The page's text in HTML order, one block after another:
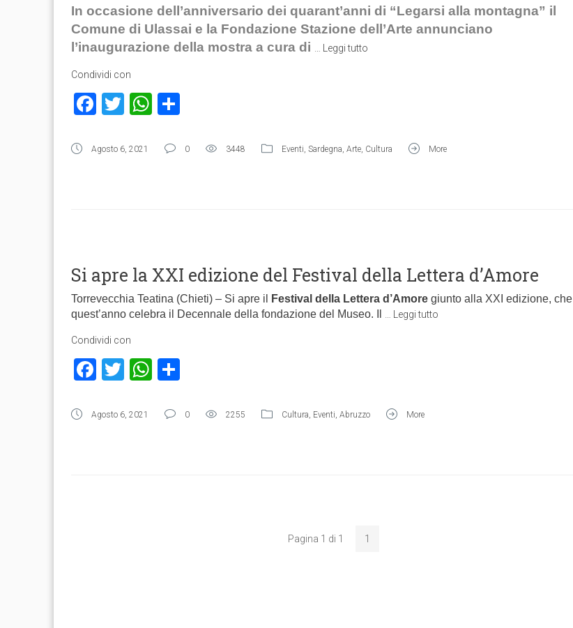
In occasione dell’anniversario dei quarant’anni di “Legarsi alla montagna” il
Comune di Ulassai e la Fondazione Stazione dell’Arte annunciano
l’inaugurazione della mostra a cura di
Leggi tutto
Condividi con
Facebook
TwitterWhatsApp
Agosto 6, 2021 0 3448 Eventi, Sardegna, Arte, Cultura More
Si apre la XXI edizione del Festival della Lettera d’Amore
Torrevecchia Teatina (Chieti) – Si apre il Festival della Lettera d’Amore giunto alla XXI edizione, che
quest’anno celebra il Decennale della fondazione del Museo. Il
Leggi tutto
Condividi con
Facebook
TwitterWhatsApp
Agosto 6, 2021 0 2255 Cultura, Eventi, Abruzzo More
Pagina 1 di 1 1